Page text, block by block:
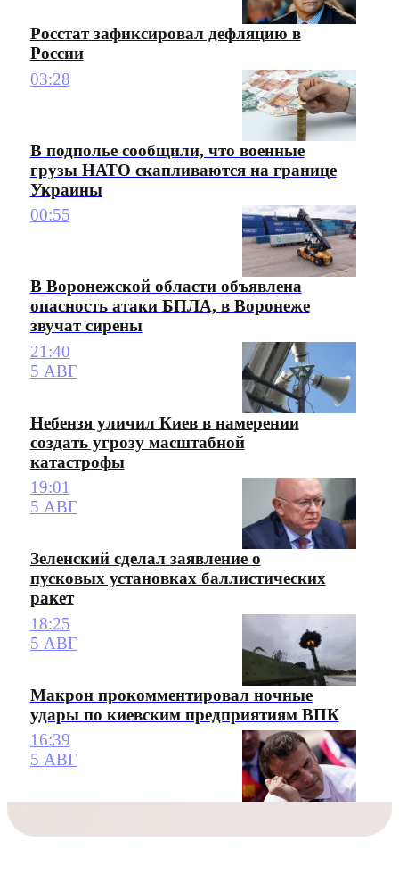
Росстат зафиксировал дефляцию в
России
03:28
В подполье сообщили, что военные
грузы НАТО скапливаются на границе
Украины
00:55
В Воронежской области объявлена
опасность атаки БПЛА, в Воронеже
звучат сирены
21:40
5 АВГ
Небензя уличил Киев в намерении
создать угрозу масштабной
катастрофы
19:01
5 АВГ
Зеленский сделал заявление о
пусковых установках баллистических
ракет
18:25
5 АВГ
Макрон прокомментировал ночные
удары по киевским предприятиям ВПК
16:39
5 АВГ